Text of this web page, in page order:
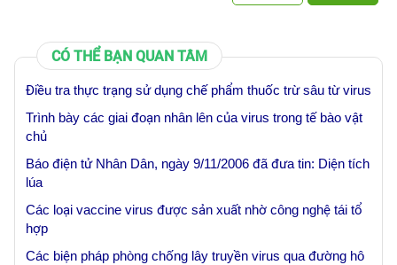
CÓ THỂ BẠN QUAN TÂM
Điều tra thực trạng sử dụng chế phẩm thuốc trừ sâu từ virus
Trình bày các giai đoạn nhân lên của virus trong tế bào vật
chủ
Báo điện tử Nhân Dân, ngày 9/11/2006 đã đưa tin: Diện tích
lúa
Các loại vaccine virus được sản xuất nhờ công nghệ tái tổ
hợp
Các biện pháp phòng chống lây truyền virus qua đường hô